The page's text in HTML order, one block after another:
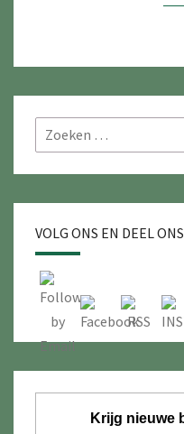
Zoeken
naar:
VOLG ONS EN DEEL
Krijg nieuwe